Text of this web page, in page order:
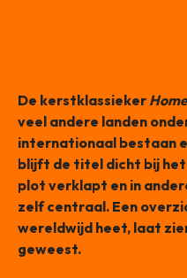
De kerstklassieker
veel andere landen
internationaal bestaan
blijft de titel dicht bij
plot verklapt en in
zelf centraal. Een
wereldwijd heet, laat
geweest.